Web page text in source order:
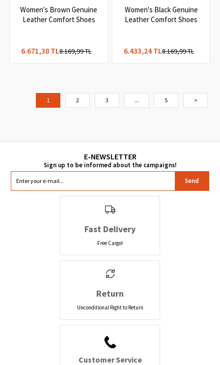
Women's Brown Genuine
Leather Comfort Shoes
6.671,38 TL8.169,99 TL
Women's Black Genuine
Leather Comfort Shoes
6.433,24 TL8.169,99 TL
1 2 3 ... 5 >
Send
Fast Delivery
Free Cargo!
Return
Unconditional Right to Return
Customer Service